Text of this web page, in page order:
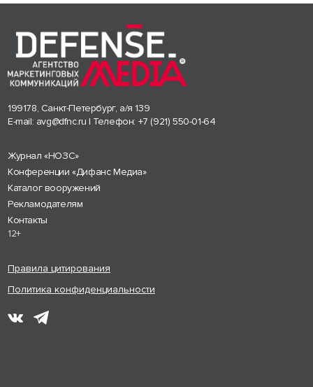
199178, Санкт-Петербург, а/я 139
E-mail: avg@dfnc.ru | Телефон: +7 (921) 550-01-64
Журнал «НОЗС»
Конференции «Дифанс Медиа»
Каталог вооружений
Рекламодателям
Контакты
12+
Правила цитирования
Политика конфиденциальности